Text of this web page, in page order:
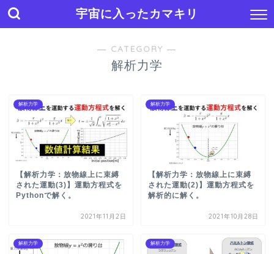
宇宙に入ったカマキリ
― CATEGORY ―
解析力学
解析力学
【解析力学：放物線上に束縛
された運動(3)】運動方程式を
Pythonで解く。
2021年11月2日
解析力学
【解析力学：放物線上に束縛
された運動(2)】運動方程式を
解析的に解く。
2021年10月28日
解析力学 解析力学